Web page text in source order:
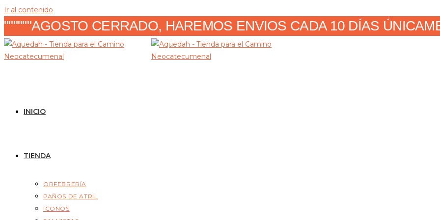
Ir al contenido
""""""AGOSTO CERRADO, HAREMOS ENVIOS CADA 10 DÍAS
INICIO
TIENDA
ORFEBRERÍA
PAÑOS DE ATRIL
ICONOS